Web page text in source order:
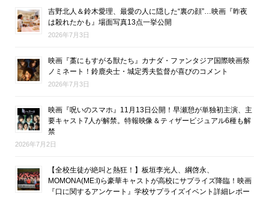
吉野北人＆鈴木愛理、最愛の人に隠した“裏の顔”…映画『昨夜
は殺れたかも』場面写真13点一挙公開
2026年7月3日
映画『藁にもすがる獣たち』カナダ・ファンタジア国際映画祭
ノミネート！鈴鹿央士・城定秀夫監督が喜びのコメント
2026年7月3日
映画『呪いのスマホ』11月13日公開！早瀬憩が単独初主演、主
要キャスト7人が解禁。特報映像＆ティザービジュアル6種も解
禁
2026年7月2日
【全校生徒が絶叫と熱狂！】板垣李光人、綱啓永、
MOMONA(ME:I)ら豪華キャストが高校にサプライズ降臨！映画
『口に関するアンケート』学校サプライズイベント詳細レポー